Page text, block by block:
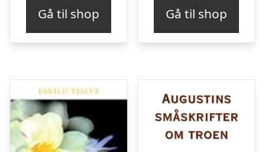
Gå til shop Gå til shop